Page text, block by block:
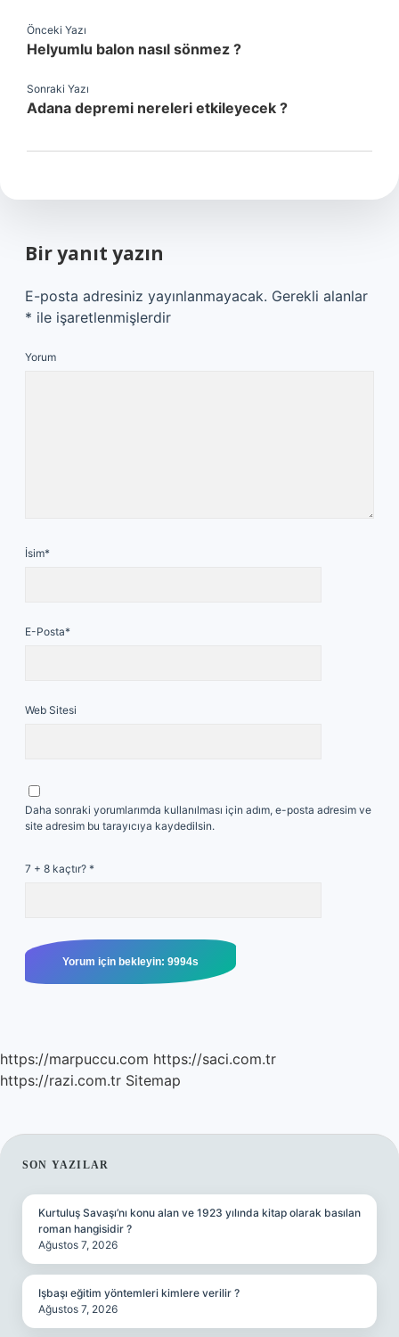
Önceki Yazı
Helyumlu balon nasıl sönmez ?
Sonraki Yazı
Adana depremi nereleri etkileyecek ?
Bir yanıt yazın
E-posta adresiniz yayınlanmayacak. Gerekli alanlar
* ile işaretlenmişlerdir
Yorum
İsim*
E-Posta*
Web Sitesi
Daha sonraki yorumlarımda kullanılması için adım, e-posta adresim ve
site adresim bu tarayıcıya kaydedilsin.
7 + 8 kaçtır? *
https://marpuccu.com https://saci.com.tr
https://razi.com.tr Sitemap
SIDEBAR
SON YAZILAR
Kurtuluş Savaşı’nı konu alan ve 1923 yılında kitap olarak basılan
roman hangisidir ?
Ağustos 7, 2026
Işbaşı eğitim yöntemleri kimlere verilir ?
Ağustos 7, 2026